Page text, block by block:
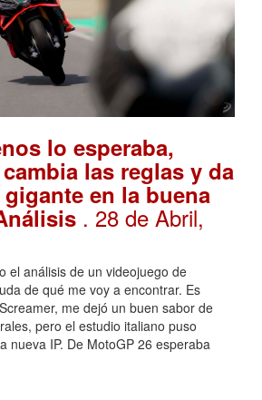
lo esperaba,
las reglas y da
en la buena
. 28 de Abril,
el análisis de un videojuego de
de qué me voy a encontrar. Es
me dejó un buen sabor de
pero el estudio italiano puso
nueva IP. De MotoGP 26 esperaba